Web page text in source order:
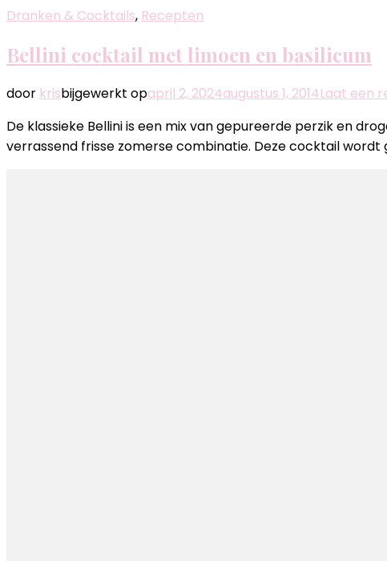
Dranken & Cocktails, Recepten
Bellini cocktail met limoen en basilicum
door krisbijgewerkt opapril 2, 2024augustus 1, 2014Laat een
De klassieke Bellini is een mix van gepureerde perzik en
verrassend frisse zomerse combinatie. Deze cocktail